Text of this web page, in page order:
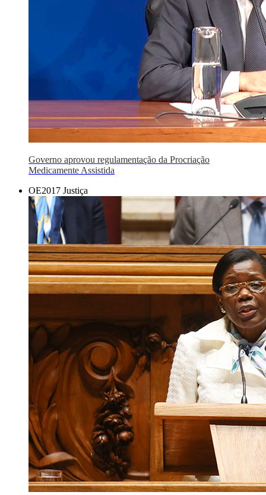
Governo aprovou regulamentação da Procriação
Medicamente Assistida
OE2017 Justiça